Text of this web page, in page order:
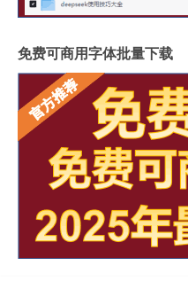
免费可商用字体批量下载